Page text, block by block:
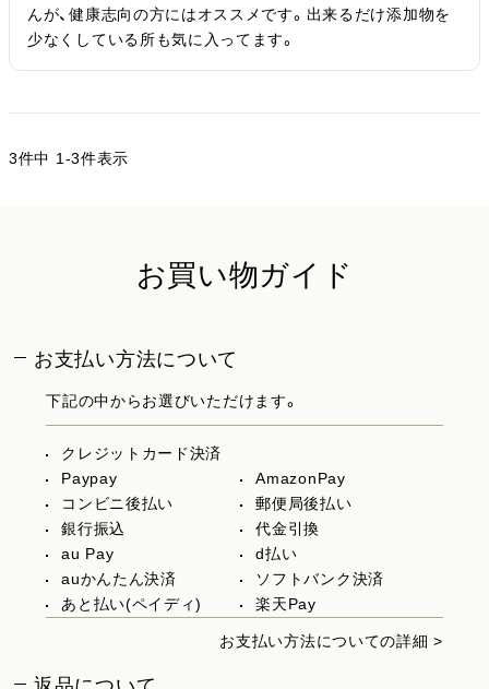
んが、健康志向の方にはオススメです。出来るだけ添加物を
少なくしている所も気に入ってます。
3件中 1-3件表示
お買い物ガイド
お支払い方法について
下記の中からお選びいただけます。
クレジットカード決済
Paypay
AmazonPay
コンビニ後払い
郵便局後払い
銀行振込
代金引換
au Pay
d払い
auかんたん決済
ソフトバンク決済
あと払い(ペイディ)
楽天Pay
お支払い方法についての詳細 >